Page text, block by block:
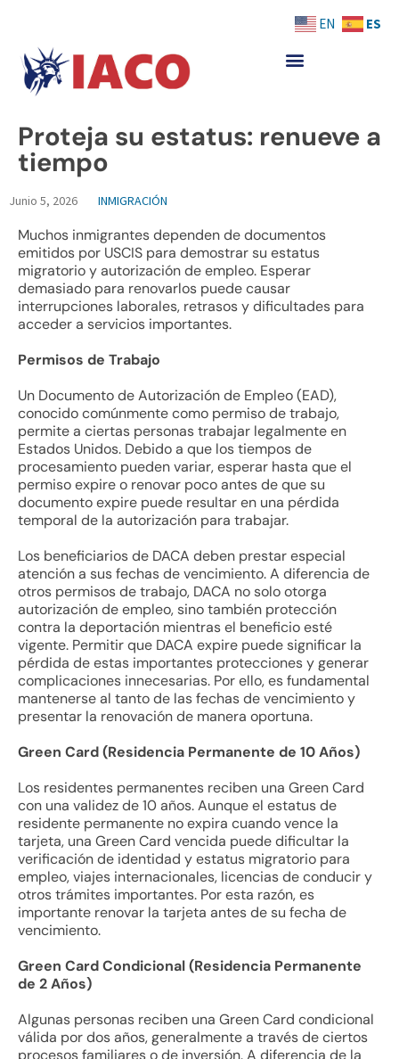
content
Proteja su estatus: renueve a
tiempo
Junio 5, 2026 INMIGRACIÓN
Muchos inmigrantes dependen de documentos
emitidos por USCIS para demostrar su estatus
migratorio y autorización de empleo. Esperar
demasiado para renovarlos puede causar
interrupciones laborales, retrasos y dificultades para
acceder a servicios importantes.
Permisos de Trabajo
Un Documento de Autorización de Empleo (EAD),
conocido comúnmente como permiso de trabajo,
permite a ciertas personas trabajar legalmente en
Estados Unidos. Debido a que los tiempos de
procesamiento pueden variar, esperar hasta que el
permiso expire o renovar poco antes de que su
documento expire puede resultar en una pérdida
temporal de la autorización para trabajar.
Los beneficiarios de DACA deben prestar especial
atención a sus fechas de vencimiento. A diferencia de
otros permisos de trabajo, DACA no solo otorga
autorización de empleo, sino también protección
contra la deportación mientras el beneficio esté
vigente. Permitir que DACA expire puede significar la
pérdida de estas importantes protecciones y generar
complicaciones innecesarias. Por ello, es fundamental
mantenerse al tanto de las fechas de vencimiento y
presentar la renovación de manera oportuna.
Green Card (Residencia Permanente de 10 Años)
Los residentes permanentes reciben una Green Card
con una validez de 10 años. Aunque el estatus de
residente permanente no expira cuando vence la
tarjeta, una Green Card vencida puede dificultar la
verificación de identidad y estatus migratorio para
empleo, viajes internacionales, licencias de conducir y
otros trámites importantes. Por esta razón, es
importante renovar la tarjeta antes de su fecha de
vencimiento.
Green Card Condicional (Residencia Permanente
de 2 Años)
Algunas personas reciben una Green Card condicional
válida por dos años, generalmente a través de ciertos
EN ES